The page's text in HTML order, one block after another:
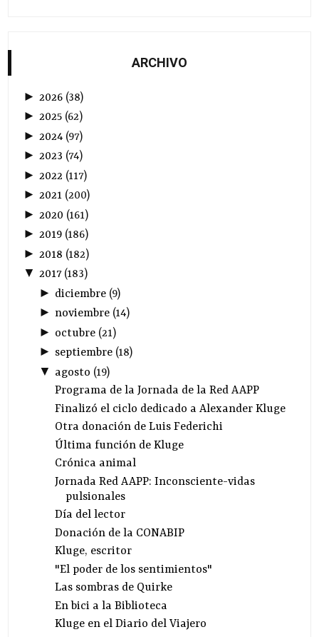
ARCHIVO
► 2026 (38)
►2025 (62)
► 2024 (97)
►2023 (74)
► 2022 (117)
►2021 (200)
► 2020 (161)
►2019 (186)
► 2018 (182)
▼2017(183)
► diciembre(9)
► noviembre(14)
► octubre(21)
► septiembre(18)
▼ agosto (19)
Programa de la Jornada de la Red AAPP
Finalizó el ciclo dedicado a Alexander Kluge
Otra donación de Luis Federichi
Última función de Kluge
Crónica animal
Jornada Red AAPP: Inconsciente-vidas
pulsionales
Día del lector
Donación de la CONABIP
Kluge, escritor
"El poder de los sentimientos"
Las sombras de Quirke
En bici a la Biblioteca
Kluge en el Diario del Viajero